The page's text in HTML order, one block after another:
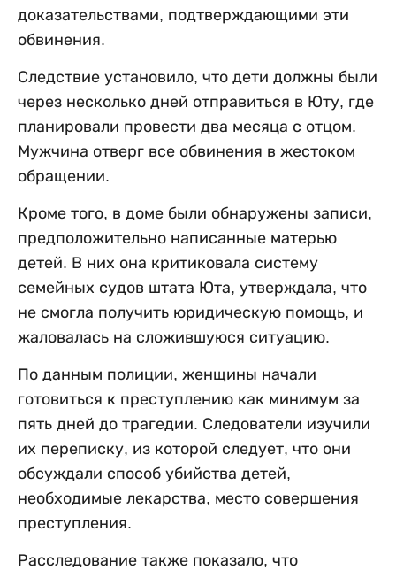
доказательствами, подтверждающими эти
обвинения.
Следствие установило, что дети должны были
через несколько дней отправиться в Юту, где
планировали провести два месяца с отцом.
Мужчина отверг все обвинения в жестоком
обращении.
Кроме того, в доме были обнаружены записи,
предположительно написанные матерью
детей. В них она критиковала систему
семейных судов штата Юта, утверждала, что
не смогла получить юридическую помощь, и
жаловалась на сложившуюся ситуацию.
По данным полиции, женщины начали
готовиться к преступлению как минимум за
пять дней до трагедии. Следователи изучили
их переписку, из которой следует, что они
обсуждали способ убийства детей,
необходимые лекарства, место совершения
преступления.
Расследование также показало, что